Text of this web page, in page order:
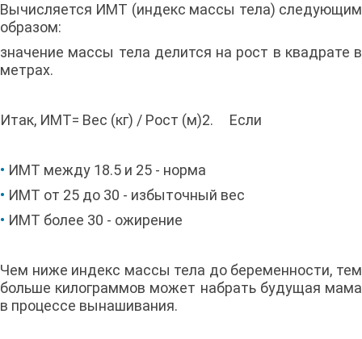
Вычисляется ИМТ (индекс массы тела) следующим
образом:
значение массы тела делится на рост в квадрате в
метрах.
Итак, ИМТ= Вес (кг) / Рост (м)2. Если
• ИМТ между 18.5 и 25 - норма
• ИМТ от 25 до 30 - избыточный вес
• ИМТ более 30 - ожирение
Чем ниже индекс массы тела до беременности, тем
больше килограммов может набрать будущая мама
в процессе вынашивания.